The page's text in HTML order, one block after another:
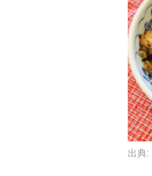
出典: